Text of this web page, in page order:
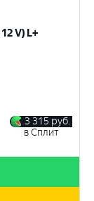
V) L+
3 315 руб.
в Сплит